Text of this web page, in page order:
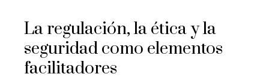
La regulación, la ética y la
seguridad como elementos
facilitadores